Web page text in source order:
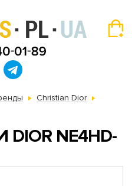
Christian Dior
NE4HD-